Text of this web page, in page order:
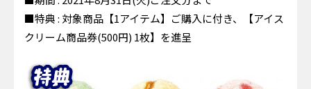
■特典 : 対象商品【1アイテム】ご購入に付き、【アイス
クリーム商品券(500円) 1枚】を進呈